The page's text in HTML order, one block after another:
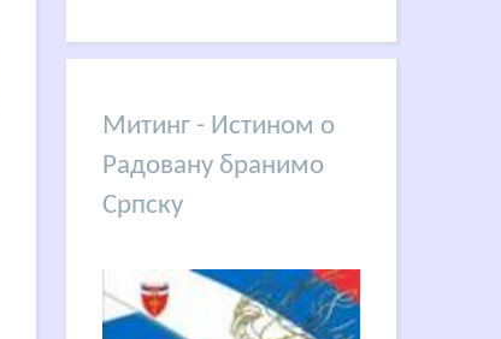
Митинг - Истином о
Радовану бранимо
Српску